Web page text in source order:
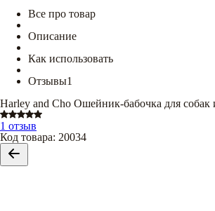
Все про товар
Описание
Как использовать
Отзывы1
Harley and Cho Ошейник-бабочка для собак
1 отзыв
Код товара: 20034